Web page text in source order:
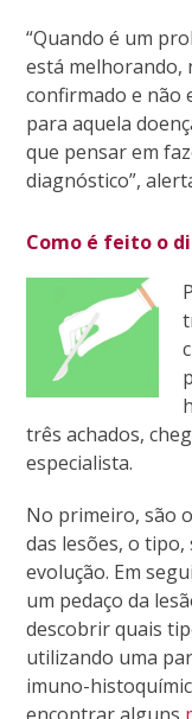
“Quando é um
está melhorando,
confirmado e não
para aquela
que pensar em
diagnóstico”,
Como é feito o
três achados,
especialista.
No primeiro, são
das lesões, o
evolução. Em
um pedaço da
descobrir quais
utilizando uma
imuno-